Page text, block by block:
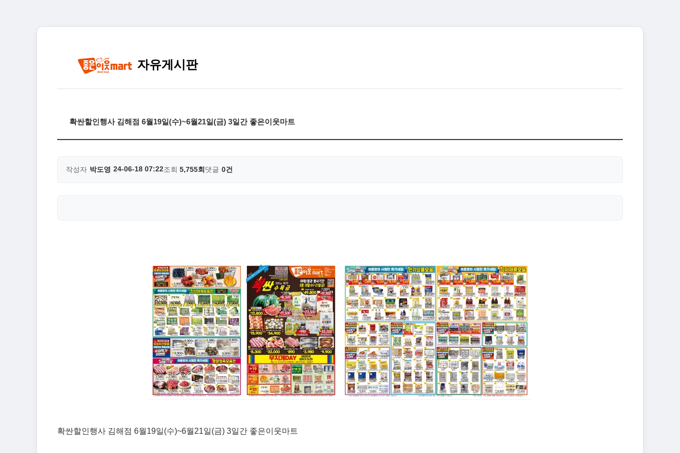
자유게시판
확싼할인행사 김해점 6월19일(수)~6월21일(금) 3일간 좋은이웃마트
작성자 박도영 24-06-18 07:22조회 5,755회 댓글 0건
확싼할인행사 김해점 6월19일(수)~6월21일(금) 3일간 좋은이웃마트